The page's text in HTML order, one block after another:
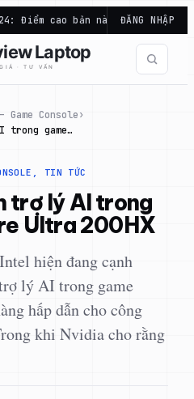
bản này chưa chắc mạnh…
ĐĂNG NHẬP
Game Console›
game…
, TIN TỨC
trợ lý AI trong
Ultra 200HX
hiện đang cạnh
lý AI trong game
hấp dẫn cho công
khi Nvidia cho rằng